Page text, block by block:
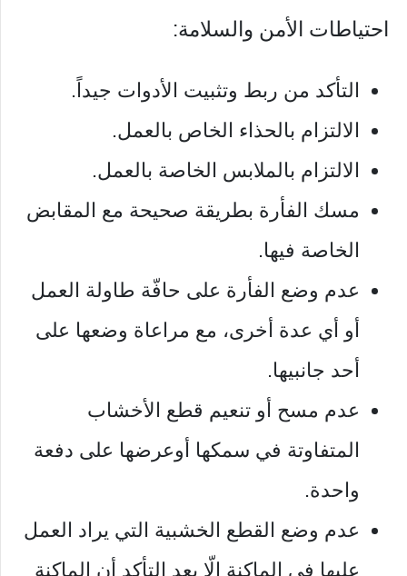
احتياطات الأمن والسلامة:
التأكد من ربط وتثبيت الأدوات جيداً.
الالتزام بالحذاء الخاص بالعمل.
الالتزام بالملابس الخاصة بالعمل.
مسك الفأرة بطريقة صحيحة مع المقابض
الخاصة فيها.
عدم وضع الفأرة على حافّة طاولة العمل
أو أي عدة أخرى، مع مراعاة وضعها على
أحد جانبيها.
عدم مسح أو تنعيم قطع الأخشاب
المتفاوتة في سمكها أوعرضها على دفعة
واحدة.
عدم وضع القطع الخشبية التي يراد العمل
عليها في الماكنة إلّا بعد التأكد أن الماكنة